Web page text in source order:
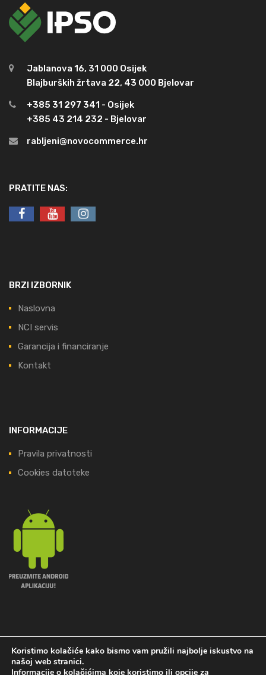
Jablanova 16, 31 000 Osijek
Blajburških žrtava 22, 43 000 Bjelovar
+385 31 297 341 - Osijek
+385 43 214 232 - Bjelovar
rabljeni@novocommerce.hr
PRATITE NAS:
BRZI IZBORNIK
Naslovna
NCI servis
Garancija i financiranje
Kontakt
INFORMACIJE
Pravila privatnosti
Cookies datoteke
PRATITE NAS NA FACE-U
Koristimo kolačiće kako bismo vam pružili najbolje iskustvo na
našoj web stranici.
Informacije o kolačićima koje koristimo ili opcije za